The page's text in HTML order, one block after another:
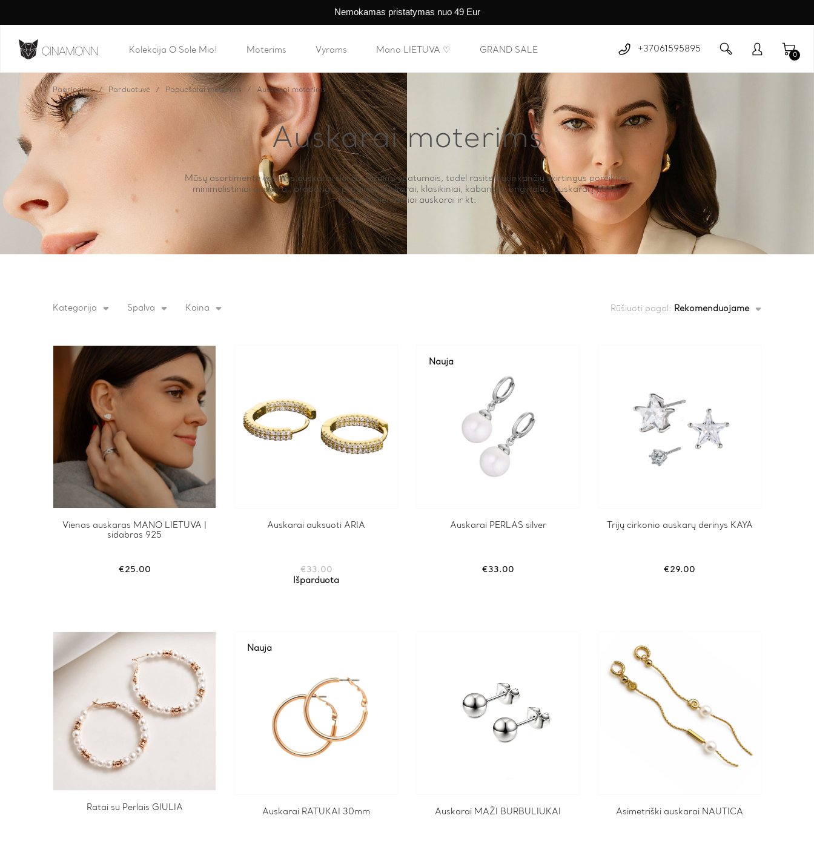
Nemokamas pristatymas nuo 49 Eur
Kolekcija O Sole Mio! Moterims Vyrams Mano LIETUVA ♡ GRAND SALE +37061595895
0
Auskarai moterims
Mūsų asortimente esantys auskarai skiriasi dizaino ypatumais, todėl rasite atitinkančių skirtingus poreikius:
minimalistiniai auskarai, prabangūs proginiai auskarai, klasikiniai, kabantys, originalūs, auskarai į ausies
kremzlę, vienetiniai auskarai ir kt.
Pagrindinis Parduotuvė Papuošalai moterims Auskarai moterims
Kategorija Spalva Kaina Rūšiuoti pagal: Rekomenduojame
Vienas auskaras MANO LIETUVA |
sidabras 925
€25.00
Auskarai auksuoti ARIA
€ 33.00
Išparduota
Nauja
Auskarai PERLAS silver
€33.00
Trijų cirkonio auskarų derinys KAYA
€29.00
Ratai su Perlais GIULIA
Nauja
Auskarai RATUKAI 30mm Auskarai MAŽI BURBULIUKAI Asimetriški auskarai NAUTICA